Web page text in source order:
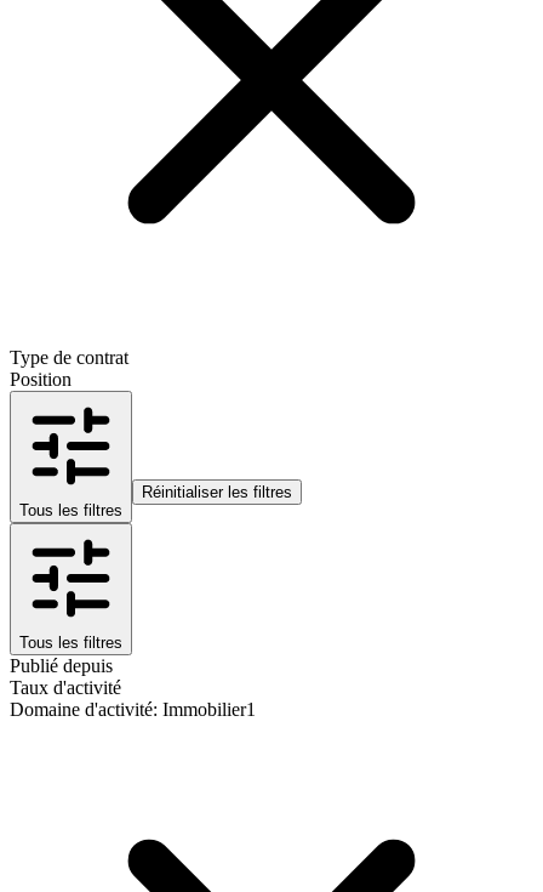
Type de contrat
Position
Tous les filtres
Réinitialiser les filtres
Tous les filtres
Publié depuis
Taux d'activité
Domaine d'activité: Immobilier1